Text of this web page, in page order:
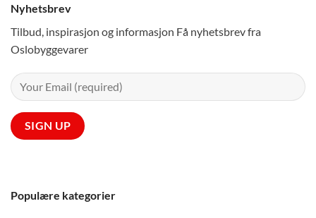
Populære kategorier
Nyhetsbrev
Tilbud, inspirasjon og informasjon Få nyhetsbrev fra
Oslobyggevarer